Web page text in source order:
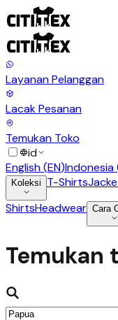
Layanan Pelanggan
Lacak Pesanan
Temukan Toko
id
English(EN)Indonesia
Koleksi T-Shirts
ShirtsHeadwear Cara
Temukan